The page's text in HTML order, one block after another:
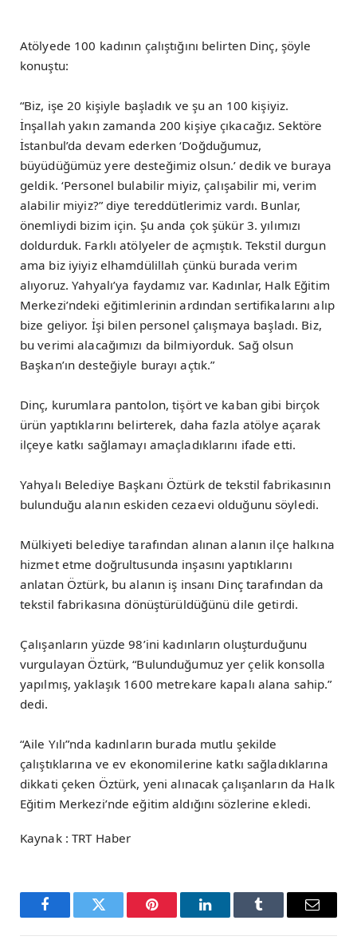
Atölyede 100 kadının çalıştığını belirten Dinç, şöyle
konuştu:
“Biz, işe 20 kişiyle başladık ve şu an 100 kişiyiz.
İnşallah yakın zamanda 200 kişiye çıkacağız. Sektöre
İstanbul’da devam ederken ‘Doğduğumuz,
büyüdüğümüz yere desteğimiz olsun.’ dedik ve buraya
geldik. ‘Personel bulabilir miyiz, çalışabilir mi, verim
alabilir miyiz?” diye tereddütlerimiz vardı. Bunlar,
önemliydi bizim için. Şu anda çok şükür 3. yılımızı
doldurduk. Farklı atölyeler de açmıştık. Tekstil durgun
ama biz iyiyiz elhamdülillah çünkü burada verim
alıyoruz. Yahyalı’ya faydamız var. Kadınlar, Halk Eğitim
Merkezi’ndeki eğitimlerinin ardından sertifikalarını alıp
bize geliyor. İşi bilen personel çalışmaya başladı. Biz,
bu verimi alacağımızı da bilmiyorduk. Sağ olsun
Başkan’ın desteğiyle burayı açtık.”
Dinç, kurumlara pantolon, tişört ve kaban gibi birçok
ürün yaptıklarını belirterek, daha fazla atölye açarak
ilçeye katkı sağlamayı amaçladıklarını ifade etti.
Yahyalı Belediye Başkanı Öztürk de tekstil fabrikasının
bulunduğu alanın eskiden cezaevi olduğunu söyledi.
Mülkiyeti belediye tarafından alınan alanın ilçe halkına
hizmet etme doğrultusunda inşasını yaptıklarını
anlatan Öztürk, bu alanın iş insanı Dinç tarafından da
tekstil fabrikasına dönüştürüldüğünü dile getirdi.
Çalışanların yüzde 98’ini kadınların oluşturduğunu
vurgulayan Öztürk, “Bulunduğumuz yer çelik konsolla
yapılmış, yaklaşık 1600 metrekare kapalı alana sahip.”
dedi.
“Aile Yılı”nda kadınların burada mutlu şekilde
çalıştıklarına ve ev ekonomilerine katkı sağladıklarına
dikkati çeken Öztürk, yeni alınacak çalışanların da Halk
Eğitim Merkezi’nde eğitim aldığını sözlerine ekledi.
Kaynak : TRT Haber
FacebookTwitter Pinterest LinkedInTumblr Email